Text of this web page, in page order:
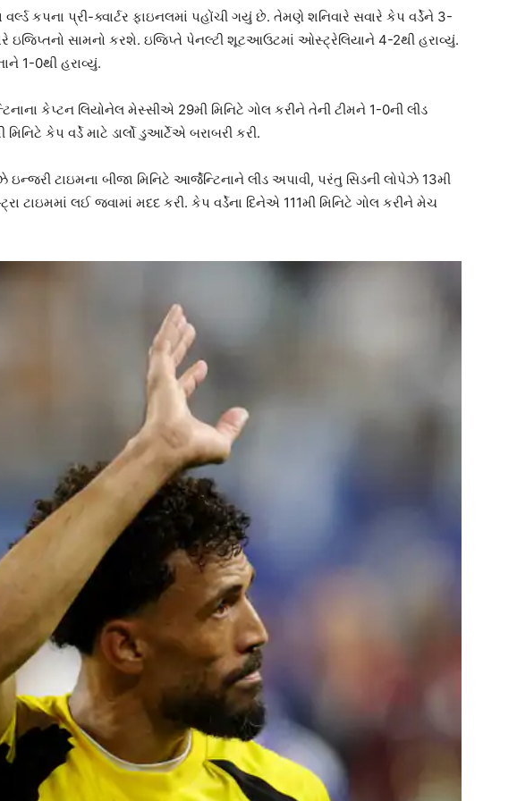
વર્લ્ડ કપના પ્રી-ક્વાર્ટર ફાઇનલમાં પહોંચી ગયું છે. તેમણે શનિવારે સવારે કેપ વર્ડેને 3-
ઇજિપ્તનો સામનો કરશે. ઇજિપ્તે પેનલ્ટી શૂટઆઉટમાં ઓસ્ટ્રેલિયાને 4-2થી હરાવ્યું.
1-0થી હરાવ્યું.
કેપ્ટન લિયોનેલ મેસ્સીએ 29મી મિનિટે ગોલ કરીને તેની ટીમને 1-0ની લીડ
કેપ વર્ડે માટે ડાર્લો ડુઆર્ટેએ બરાબરી કરી.
ઇન્જરી ટાઇમના બીજા મિનિટે આર્જેન્ટિનાને લીડ અપાવી, પરંતુ સિડની લોપેઝે 13મી
ટાઇમમાં લઈ જવામાં મદદ કરી. કેપ વર્ડેના દિનેએ 111મી મિનિટે ગોલ કરીને મેચ